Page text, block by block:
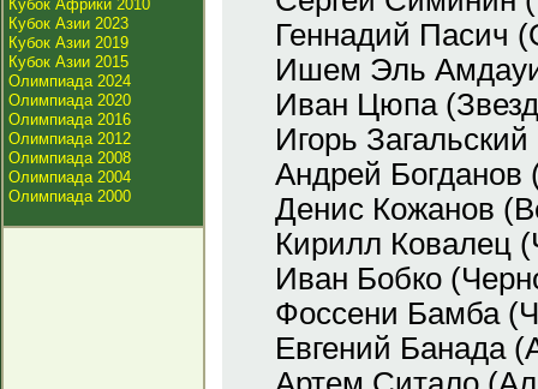
Кубок Африки 2010
Кубок Азии 2023
Кубок Азии 2019
Кубок Азии 2015
Олимпиада 2024
Олимпиада 2020
Олимпиада 2016
Олимпиада 2012
Олимпиада 2008
Олимпиада 2004
Олимпиада 2000
Геннадий Пасич
Ишем Эль
Иван Цюпа
Игорь
Андрей
Денис Кожанов
Кирилл Ковалец
Иван Бобко
Фоссени Бамба
Евгений Банада